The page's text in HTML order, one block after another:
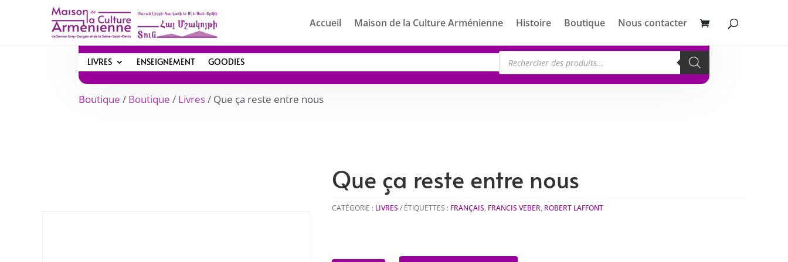
Accueil Maison de la Culture Arménienne Histoire Boutique Nous contacter
LIVRES ENSEIGNEMENT GOODIES Recherche
de
produits
Boutique / Boutique / Livres/ Que ça reste entre nous
Que ça reste entre nous
CATÉGORIE : LIVRES ÉTIQUETTES : FRANÇAIS, FRANCIS VEBER, ROBERT LAFFONT